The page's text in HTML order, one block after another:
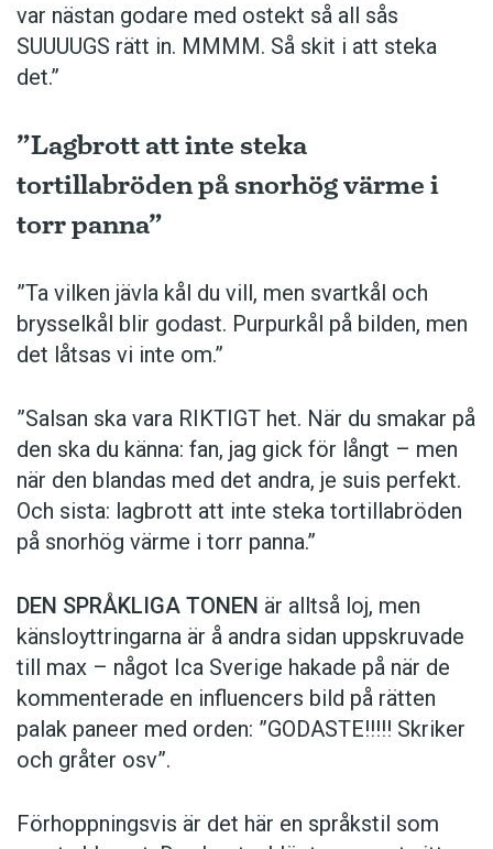
var nästan godare med ostekt så all sås
SUUUUGS rätt in. MMMM. Så skit i att steka
det.”
”Lagbrott att inte steka
tortillabröden på snorhög värme i
torr panna”
”Ta vilken jävla kål du vill, men svartkål och
brysselkål blir ­godast. ­Purpurkål på bilden, men
det låtsas vi inte om.”
”Salsan ska vara ­RIKTIGT het. När du smakar på
den ska du känna: fan, jag gick för långt – men
när den blandas med det andra, je suis perfekt.
Och sista: lagbrott att inte steka tortillabröden
på snorhög värme i torr panna.”
DEN SPRÅKLIGA TONEN är alltså loj, men
känsloyttringarna är å andra sidan uppskruvade
till max – något Ica Sverige hakade på när de
kommen­terade en influencers bild på rätten
palak paneer med orden: ­”GODASTE!!!!! Skriker
och gråter osv”.
Förhoppningsvis är det här en språkstil som